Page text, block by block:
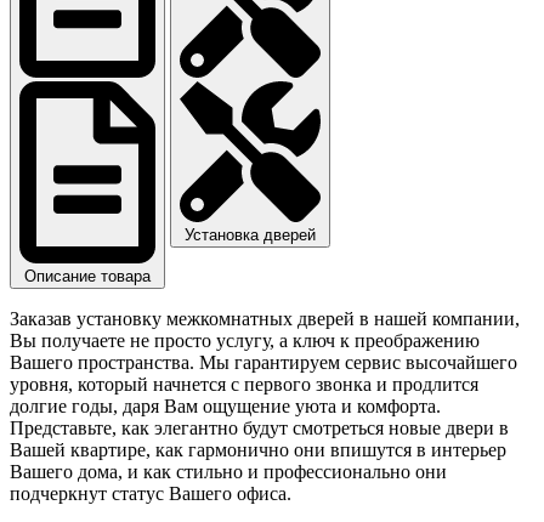
Описание товара
Установка дверей
Заказав установку межкомнатных дверей в нашей компании,
Вы получаете не просто услугу, а ключ к преображению
Вашего пространства. Мы гарантируем сервис высочайшего
уровня, который начнется с первого звонка и продлится
долгие годы, даря Вам ощущение уюта и комфорта.
Представьте, как элегантно будут смотреться новые двери в
Вашей квартире, как гармонично они впишутся в интерьер
Вашего дома, и как стильно и профессионально они
подчеркнут статус Вашего офиса.